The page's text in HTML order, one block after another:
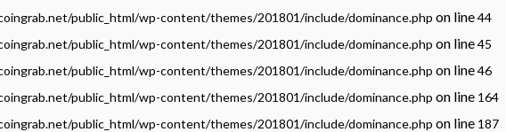
public_html/wp-content/themes/201801/include/dominance.php on line44
public_html/wp-content/themes/201801/include/dominance.php on line45
public_html/wp-content/themes/201801/include/dominance.php on line46
public_html/wp-content/themes/201801/include/dominance.php on line 164
public_html/wp-content/themes/201801/include/dominance.php on line 187